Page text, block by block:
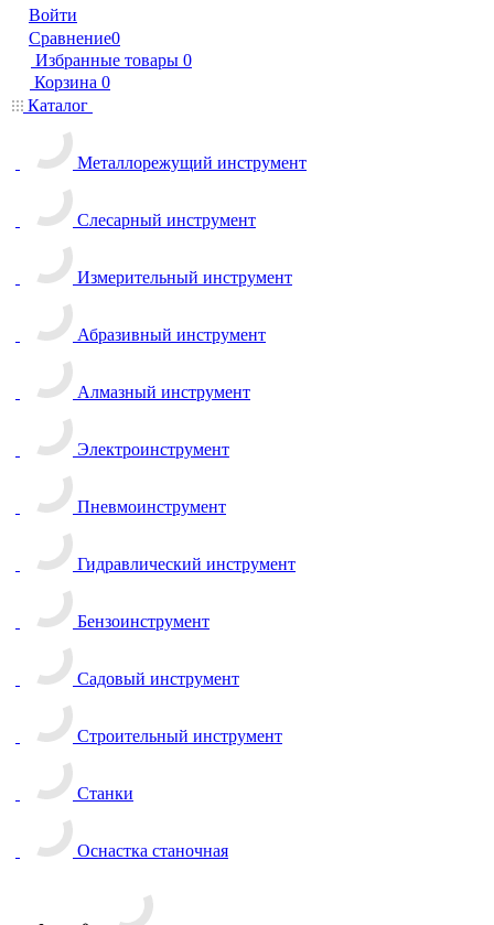
Войти
Сравнение0
Избранные товары 0
Корзина 0
Каталог
Металлорежущий инструмент
Слесарный инструмент
Измерительный инструмент
Абразивный инструмент
Алмазный инструмент
Электроинструмент
Пневмоинструмент
Гидравлический инструмент
Бензоинструмент
Садовый инструмент
Строительный инструмент
Станки
Оснастка станочная